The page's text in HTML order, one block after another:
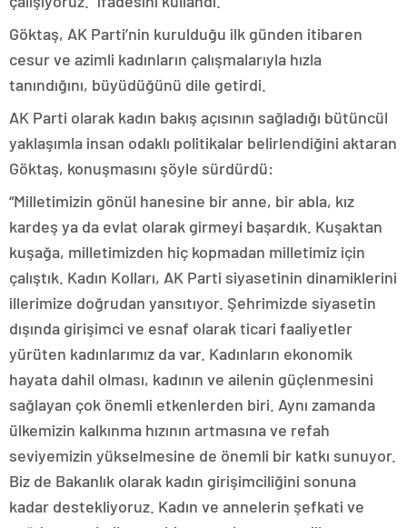
Göktaş, AK Parti’nin kurulduğu ilk günden itibaren
cesur ve azimli kadınların çalışmalarıyla hızla
tanındığını, büyüdüğünü dile getirdi.
AK Parti olarak kadın bakış açısının sağladığı bütüncül
yaklaşımla insan odaklı politikalar belirlendiğini aktaran
Göktaş, konuşmasını şöyle sürdürdü:
“Milletimizin gönül hanesine bir anne, bir abla, kız
kardeş ya da evlat olarak girmeyi başardık. Kuşaktan
kuşağa, milletimizden hiç kopmadan milletimiz için
çalıştık. Kadın Kolları, AK Parti siyasetinin dinamiklerini
illerimize doğrudan yansıtıyor. Şehrimizde siyasetin
dışında girişimci ve esnaf olarak ticari faaliyetler
yürüten kadınlarımız da var. Kadınların ekonomik
hayata dahil olması, kadının ve ailenin güçlenmesini
sağlayan çok önemli etkenlerden biri. Aynı zamanda
ülkemizin kalkınma hızının artmasına ve refah
seviyemizin yükselmesine de önemli bir katkı sunuyor.
Biz de Bakanlık olarak kadın girişimciliğini sonuna
kadar destekliyoruz. Kadın ve annelerin şefkati ve